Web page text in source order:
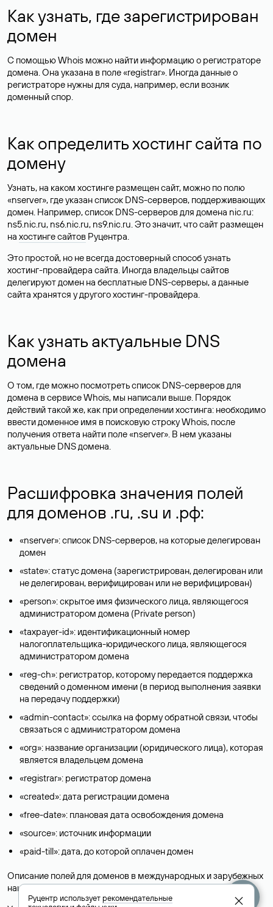
Как узнать, где зарегистрирован
домен
С помощью Whois можно найти информацию о регистраторе
домена. Она указана в поле «registrar». Иногда данные о
регистраторе нужны для суда, например, если возник
доменный спор.
Как определить хостинг сайта по
домену
Узнать, на каком хостинге размещен сайт, можно по полю
«nserver», где указан список DNS-серверов, поддерживающих
домен. Например, список DNS-серверов для домена nic.ru:
ns5.nic.ru, ns6.nic.ru, ns9.nic.ru. Это значит, что сайт размещен
на хостинге сайтов Руцентра.
Это простой, но не всегда достоверный способ узнать
хостинг-провайдера сайта. Иногда владельцы сайтов
делегируют домен на бесплатные DNS-серверы, а данные
сайта хранятся у другого хостинг-провайдера.
Как узнать актуальные DNS
домена
О том, где можно посмотреть список DNS-серверов для
домена в сервисе Whois, мы написали выше. Порядок
действий такой же, как при определении хостинга: необходимо
ввести доменное имя в поисковую строку Whois, после
получения ответа найти поле «nserver». В нем указаны
актуальные DNS домена.
Расшифровка значения полей
для доменов .ru, .su и .рф:
«nserver»: список DNS-серверов, на которые делегирован
домен
«state»: статус домена (зарегистрирован, делегирован или
не делегирован, верифицирован или не верифицирован)
«person»: скрытое имя физического лица, являющегося
администратором домена (Privatе person)
«taxpayer-id»: идентификационный номер
налогоплательщика-юридического лица, являющегося
администратором домена
«reg-ch»: регистратор, которому передается поддержка
сведений о доменном имени (в период выполнения заявки
на передачу поддержки)
«admin-contact»: ссылка на форму обратной связи, чтобы
связаться с администратором домена
«org»: название организации (юридического лица), которая
является владельцем домена
«registrar»: регистратор домена
«created»: дата регистрации домена
«free-date»: плановая дата освобождения домена
«source»: источник информации
«paid-till»: дата, до которой оплачен домен
Описание полей для доменов в международных и зарубежных
национальных доменах представлены в разделе «Помощь».
Руцентр используетрекомендательные